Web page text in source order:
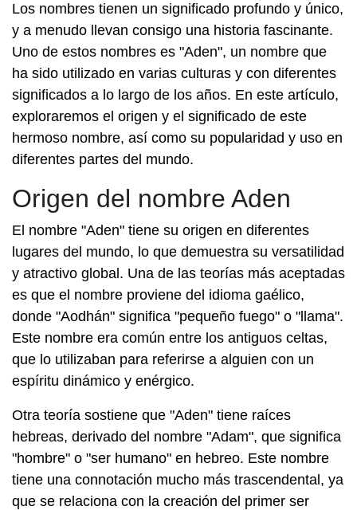
Los nombres tienen un significado profundo y único,
y a menudo llevan consigo una historia fascinante.
Uno de estos nombres es "Aden", un nombre que
ha sido utilizado en varias culturas y con diferentes
significados a lo largo de los años. En este artículo,
exploraremos el origen y el significado de este
hermoso nombre, así como su popularidad y uso en
diferentes partes del mundo.
Origen del nombre Aden
El nombre "Aden" tiene su origen en diferentes
lugares del mundo, lo que demuestra su versatilidad
y atractivo global. Una de las teorías más aceptadas
es que el nombre proviene del idioma gaélico,
donde "Aodhán" significa "pequeño fuego" o "llama".
Este nombre era común entre los antiguos celtas,
que lo utilizaban para referirse a alguien con un
espíritu dinámico y enérgico.
Otra teoría sostiene que "Aden" tiene raíces
hebreas, derivado del nombre "Adam", que significa
"hombre" o "ser humano" en hebreo. Este nombre
tiene una connotación mucho más trascendental, ya
que se relaciona con la creación del primer ser